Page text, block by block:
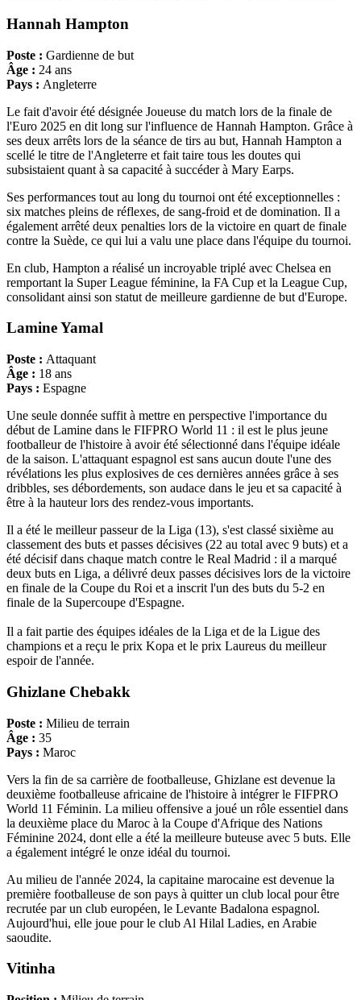
Hannah Hampton
Poste : Gardienne de but
Âge : 24 ans
Pays : Angleterre
Le fait d'avoir été désignée Joueuse du match lors de la finale de
l'Euro 2025 en dit long sur l'influence de Hannah Hampton. Grâce à
ses deux arrêts lors de la séance de tirs au but, Hannah Hampton a
scellé le titre de l'Angleterre et fait taire tous les doutes qui
subsistaient quant à sa capacité à succéder à Mary Earps.
Ses performances tout au long du tournoi ont été exceptionnelles :
six matches pleins de réflexes, de sang-froid et de domination. Il a
également arrêté deux penalties lors de la victoire en quart de finale
contre la Suède, ce qui lui a valu une place dans l'équipe du tournoi.
En club, Hampton a réalisé un incroyable triplé avec Chelsea en
remportant la Super League féminine, la FA Cup et la League Cup,
consolidant ainsi son statut de meilleure gardienne de but d'Europe.
Lamine Yamal
Poste : Attaquant
Âge : 18 ans
Pays : Espagne
Une seule donnée suffit à mettre en perspective l'importance du
début de Lamine dans le FIFPRO World 11 : il est le plus jeune
footballeur de l'histoire à avoir été sélectionné dans l'équipe idéale
de la saison. L'attaquant espagnol est sans aucun doute l'une des
révélations les plus explosives de ces dernières années grâce à ses
dribbles, ses débordements, son audace dans le jeu et sa capacité à
être à la hauteur lors des rendez-vous importants.
Il a été le meilleur passeur de la Liga (13), s'est classé sixième au
classement des buts et passes décisives (22 au total avec 9 buts) et a
été décisif dans chaque match contre le Real Madrid : il a marqué
deux buts en Liga, a délivré deux passes décisives lors de la victoire
en finale de la Coupe du Roi et a inscrit l'un des buts du 5-2 en
finale de la Supercoupe d'Espagne.
Il a fait partie des équipes idéales de la Liga et de la Ligue des
champions et a reçu le prix Kopa et le prix Laureus du meilleur
espoir de l'année.
Ghizlane Chebakk
Poste : Milieu de terrain
Âge : 35
Pays : Maroc
Vers la fin de sa carrière de footballeuse, Ghizlane est devenue la
deuxième footballeuse africaine de l'histoire à intégrer le FIFPRO
World 11 Féminin. La milieu offensive a joué un rôle essentiel dans
la deuxième place du Maroc à la Coupe d'Afrique des Nations
Féminine 2024, dont elle a été la meilleure buteuse avec 5 buts. Elle
a également intégré le onze idéal du tournoi.
Au milieu de l'année 2024, la capitaine marocaine est devenue la
première footballeuse de son pays à quitter un club local pour être
recrutée par un club européen, le Levante Badalona espagnol.
Aujourd'hui, elle joue pour le club Al Hilal Ladies, en Arabie
saoudite.
Vitinha